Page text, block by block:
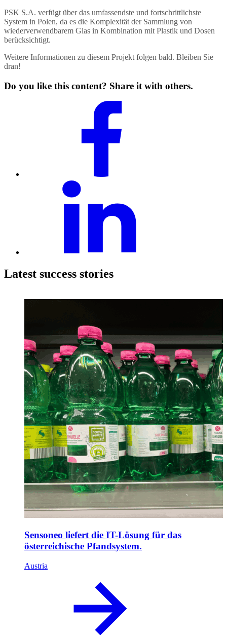
PSK S.A. verfügt über das umfassendste und fortschrittlichste
System in Polen, da es die Komplexität der Sammlung von
wiederverwendbarem Glas in Kombination mit Plastik und Dosen
berücksichtigt.
Weitere Informationen zu diesem Projekt folgen bald. Bleiben Sie
dran!
Do you like this content? Share it with others.
Latest success stories
Sensoneo liefert die IT-Lösung für das
österreichische Pfandsystem.
Austria